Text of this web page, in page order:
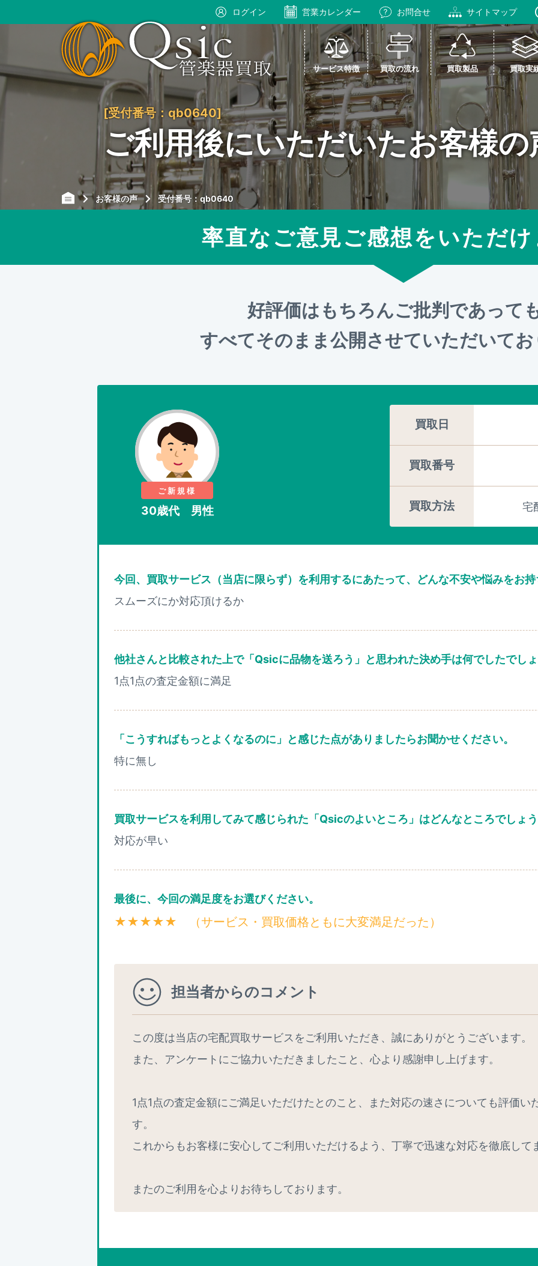
ログイン 営業カレンダー お問合せ サイトマップ
サービス特徴 買取の流れ 買取製品 買取実
[受付番号：qb0640]
ご利用後にいただいたお客様の
お客様の声 受付番号：qb0640
率直なご意見ご感想をいただ
好評価はもちろんご批判であって
すべてそのまま公開させていただいて
ご新規様
30歳代 男性
買取日
買取番号
買取方法 宅
今回、買取サービス（当店に限らず）を利用するにあたって、どんな不安や悩みをお
スムーズにか対応頂けるか
他社さんと比較された上で「Qsicに品物を送ろう」と思われた決め手は何でしたでし
1点1点の査定金額に満足
「こうすればもっとよくなるのに」と感じた点がありましたらお聞かせください。
特に無し
買取サービスを利用してみて感じられた「Qsicのよいところ」はどんなところでしょ
対応が早い
最後に、今回の満足度をお選びください。
★★★★★ （サービス・買取価格ともに大変満足だった）
担当者からのコメント
この度は当店の宅配買取サービスをご利用いただき、誠にありがとうございます。
また、アンケートにご協力いただきましたこと、心より感謝申し上げます。
1点1点の査定金額にご満足いただけたとのこと、また対応の速さについても評価い
す。
これからもお客様に安心してご利用いただけるよう、丁寧で迅速な対応を徹底して
またのご利用を心よりお待ちしております。